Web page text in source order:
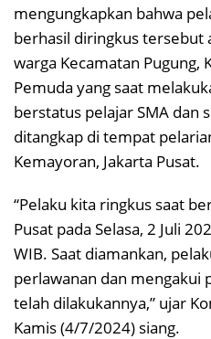
mengungkapkan bahwa
berhasil diringkus tersebut
warga Kecamatan Pugung,
Pemuda yang saat
berstatus pelajar SMA dan
ditangkap di tempat
Kemayoran, Jakarta Pusat.
“Pelaku kita ringkus saat
Pusat pada Selasa, 2 Juli
WIB. Saat diamankan,
perlawanan dan mengakui
telah dilakukannya,” ujar
Kamis (4/7/2024) siang.